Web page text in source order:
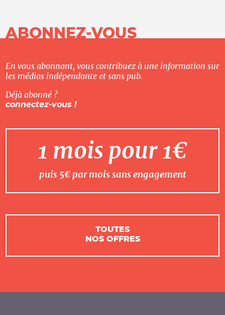
ABONNEZ-VOUS
En vous abonnant, vous contribuez à une information sur
les médias indépendante et sans pub.
Déjà abonné ?
connectez-vous !
1 mois pour 1€
puis 5€ par mois sans engagement
TOUTES
NOS OFFRES